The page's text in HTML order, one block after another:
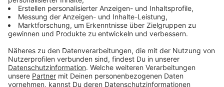
Daten zu Ihren Aktivitäten
sammeln. Bitte lesen Sie die
Details durch und stimmen Sie der
Video anzusehen.
Mehr Informationen
Die Drei stapfen von einem Fettnäpfchen ins nächste.